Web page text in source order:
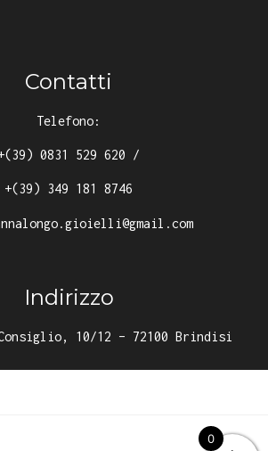
Contatti
Telefono:
0831 529 620 /
+(39) 349 181 8746
Indirizzo
10/12 – 72100 Brindisi
0